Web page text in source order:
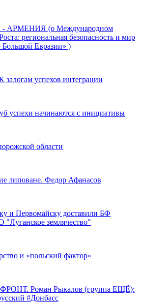
АРМЕНИЯ (о Международном
региональная безопасность и мир
Большой Евразии» )
успехов интеграции
успехи начинаются с инициативы
области
липоване. Федор Афанасов
и Первомайску доставили БФ
землячество"
и «польский фактор»
Роман Рыкалов (группа ЕЩЁ):
#Донбасс